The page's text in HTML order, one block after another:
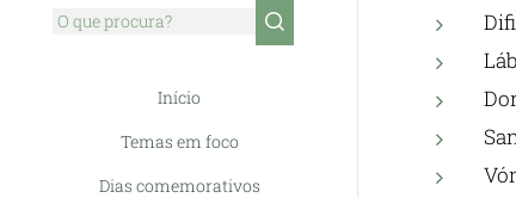
Início
Temas em foco
Dias comemorativos